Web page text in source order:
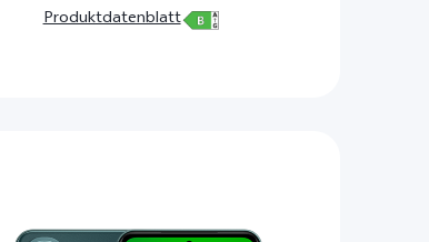
Produktdatenblatt